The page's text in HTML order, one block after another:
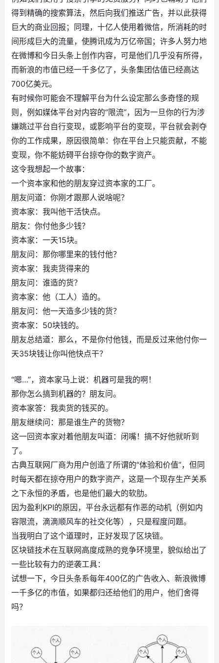
得到精确的搜索算法，然后向我们推送广告，并以此获得
巨大的商业回报；同理，十亿人使用着微信，所消耗的时
间形成巨大的流量，使腾讯成为万亿帝国；许多人努力地
在微博和今日头条上创作内容，可是他们几乎没有所得，
而新浪的市值已经一千多亿了，头条集团估值已经高达
700亿美元。
有时候你可能会不理解平台为什么设定那么多奇怪的规
则，例如媒体平台对内容的“限流”，因为一旦你的行为涉
嫌跳过平台自行变现，或影响平台的变现，平台就会剥夺
你的工作成果，原因很简单：你在平台上只能贡献，不能
变现，你不能妨碍平台掠夺你的数字资产。
这令我想起一个故事：
一个资本家和他的朋友穿过资本家的工厂。
朋友问道：你刚才跟那人说啥呢？
资本家：我叫他干活快点。
朋友：你付他多少钱？
资本家：一天15块。
朋友问：那你哪里来的钱付他？
资本家：我卖货得来的
朋友问：谁造的货？
资本家：他（工人）造的。
朋友问：他一天造多少钱的货？
资本家：50块钱的。
朋友总结道：那么，不是你付他钱，而是反过来他付你一
天35块钱让你叫他快点干？
“嗯…”，资本家马上说：机器可是我的啊！
那你怎么搞到机器的？朋友问。
资本家答：我卖货的钱买的。
朋友继续问：那是谁生产的货物？
这一回资本家对着他朋友叫道：闭嘴！搞不好他就听到
了。
古典互联网厂商为用户创造了所谓的“体验和价值”，但同
时每天都在掠夺用户的数字资产，这是一个现存生产关系
之下永恒的矛盾，也是他们最大的软肋。
因为盈利KPI的原因，平台永远都有作恶的动机（例如内
容限流，滴滴顺风车的社交化等），只是程度问题。
当我明白了这个道理时，正好发现了区块链。
区块链技术在互联网高度成熟的竞争环境里，貌似给出了
一些比较有力的逆袭工具：
试想一下，今日头条系每年400亿的广告收入、新浪微博
一千多亿的市值，如果都归还给他们的用户，他们舍得
吗？